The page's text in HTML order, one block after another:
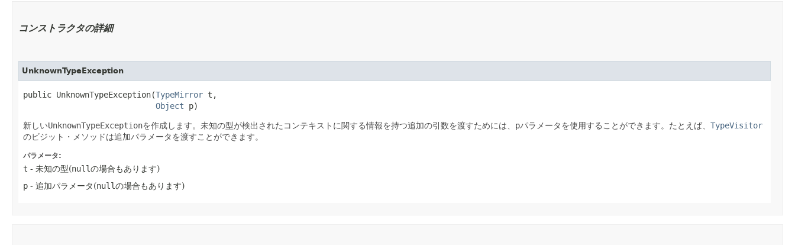
コンストラクタの詳細
UnknownTypeException
public UnknownTypeException​(TypeMirror t,
Object p)
新しいUnknownTypeExceptionを作成します。未知の型が検出されたコンテキストに関する情報を持つ追加の引数を渡すためには、 pパラメータを使用することができます。たとえば、 TypeVisitor
のビジット・メソッドは追加パラメータを渡すことができます。
パラメータ:
t - 未知の型(nullの場合もあります)
p - 追加パラメータ(nullの場合もあります)